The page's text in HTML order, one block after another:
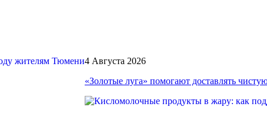
4 Августа 2026
«Золотые луга» помогают доставлять